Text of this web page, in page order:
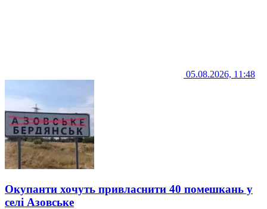
05.08.2026, 11:48
Окупанти хочуть привласнити 40 помешкань у
селі Азовське